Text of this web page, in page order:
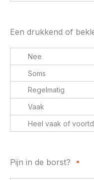
Een drukkend of
Pijn in de borst? *